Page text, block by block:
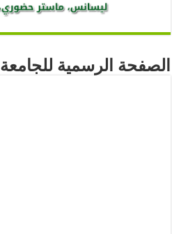
الصفحة الرسمية للجامعة